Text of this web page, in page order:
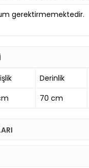
gerektirmemektedir.
Derinlik
70 cm